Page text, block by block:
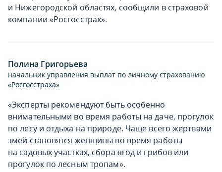
и Нижегородской областях, сообщили в страховой
компании «Росгосстрах».
Полина Григорьева
начальник управления выплат по личному страхованию
«Росгосстраха»
«Эксперты рекомендуют быть особенно
внимательными во время работы на даче, прогулок
по лесу и отдыха на природе. Чаще всего жертвами
змей становятся женщины во время работы
на садовых участках, сбора ягод и грибов или
прогулок по лесным тропам».